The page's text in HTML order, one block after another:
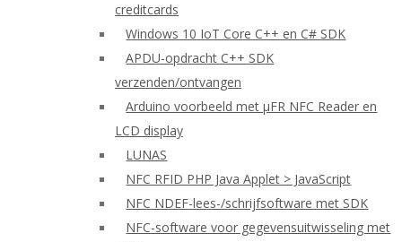
creditcards
Windows 10 IoT Core C++ en C# SDK
APDU-opdracht C++ SDK
verzenden/ontvangen
Arduino voorbeeld met μFR NFC Reader en
LCD display
LUNAS
NFC RFID PHP Java Applet > JavaScript
NFC NDEF-lees-/schrijfsoftware met SDK
NFC-software voor gegevensuitwisseling met